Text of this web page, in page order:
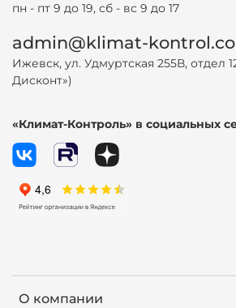
О компании
пн - пт 9 до 19, сб - вс 9 до 17
admin@klimat-
Ижевск, ул. Удмуртская 255В, отдел
Дисконт»)
«Климат-Контроль» в социальных